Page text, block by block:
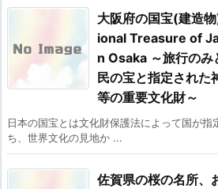
大阪府の国宝(建造
ional Treasure of
n Osaka ～旅行のみ
民の宝と指定された
等の重要文化財～
日本の国宝とは文化財保護法によって国が指
ち、世界文化の見地か ...
佐賀県の桜の名所、